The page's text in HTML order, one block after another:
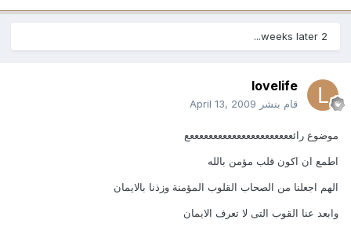
2 weeks later...
lovelife
قام بنشر April 13, 2009
موضوع رائععععععععععععععععععععععع
اطمع ان اكون قلب مؤمن بالله
الهم اجعلنا من الصحاب القلوب المؤمنة وزذنا بالايمان
وابعد عنا القوب التى لا تعرف الايمان